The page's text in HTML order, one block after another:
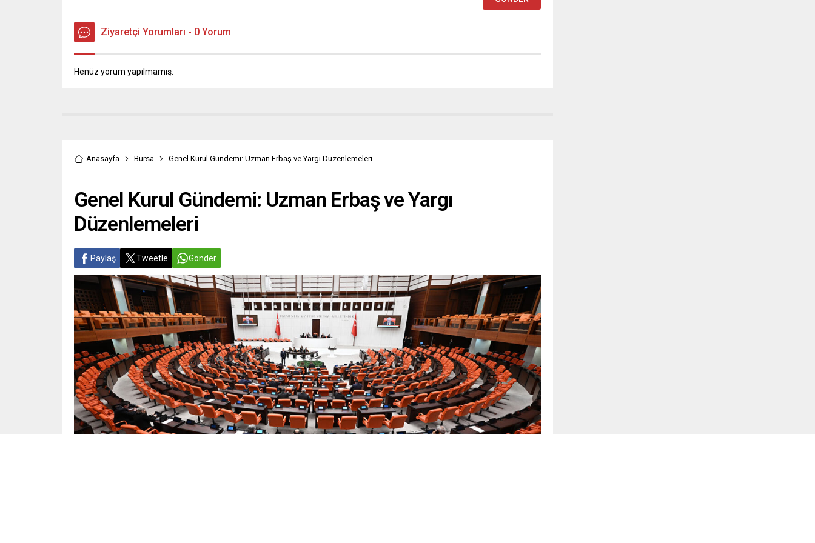
Ziyaretçi Yorumları - 0 Yorum
Henüz yorum yapılmamış.
Anasayfa Bursa Genel Kurul Gündemi: Uzman Erbaş ve Yargı Düzenlemeleri
Genel Kurul Gündemi: Uzman Erbaş ve Yargı
Düzenlemeleri
Paylaş Tweetle Gönder